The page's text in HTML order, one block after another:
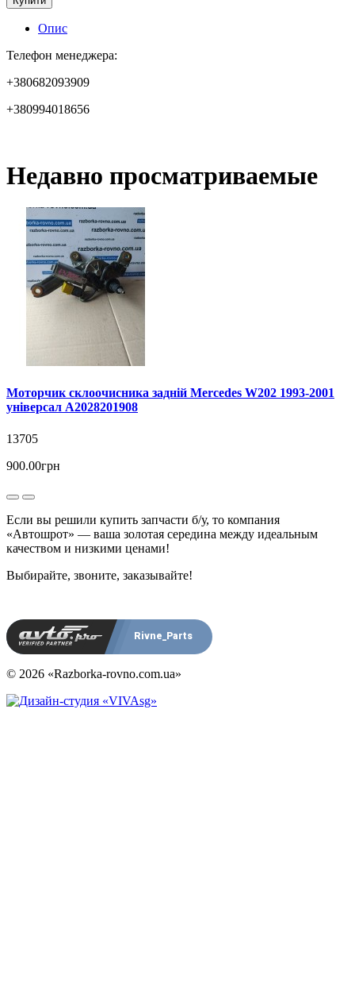
Опис
Телефон менеджера:
+380682093909
+380994018656
Недавно просматриваемые
Моторчик склоочисника задній Mercedes W202 1993-2001
універсал A2028201908
13705
900.00грн
Если вы решили купить запчасти б/у, то компания
«Автошрот» — ваша золотая середина между идеальным
качеством и низкими ценами!
Выбирайте, звоните, заказывайте!
Rivne_Parts
© 2026 «Razborka-rovno.com.ua»